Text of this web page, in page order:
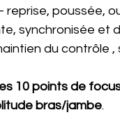
reprise, poussée,
synchronisée et
du contrôle
les 10 points de
bras/jambe.